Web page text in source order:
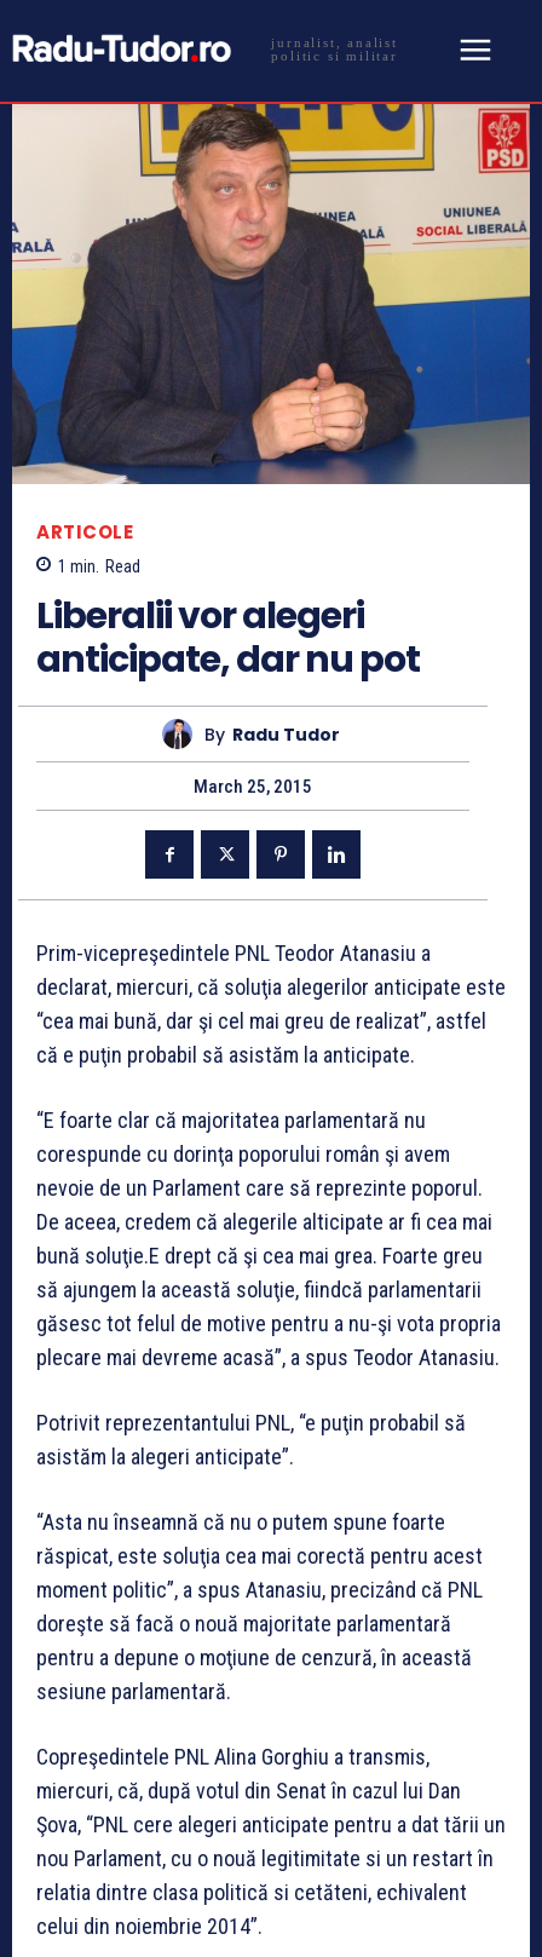
jurnalist, analist
politic si militar
ARTICOLE
1 min. Read
Liberalii vor alegeri
anticipate, dar nu pot
By Radu Tudor
March 25, 2015
Prim-vicepreşedintele PNL Teodor Atanasiu a
declarat, miercuri, că soluţia alegerilor anticipate este
“cea mai bună, dar şi cel mai greu de realizat”, astfel
că e puţin probabil să asistăm la anticipate.
“E foarte clar că majoritatea parlamentară nu
corespunde cu dorinţa poporului român şi avem
nevoie de un Parlament care să reprezinte poporul.
De aceea, credem că alegerile alticipate ar fi cea mai
bună soluţie.E drept că şi cea mai grea. Foarte greu
să ajungem la această soluţie, fiindcă parlamentarii
găsesc tot felul de motive pentru a nu-şi vota propria
plecare mai devreme acasă”, a spus Teodor Atanasiu.
Potrivit reprezentantului PNL, “e puţin probabil să
asistăm la alegeri anticipate”.
“Asta nu înseamnă că nu o putem spune foarte
răspicat, este soluţia cea mai corectă pentru acest
moment politic”, a spus Atanasiu, precizând că PNL
doreşte să facă o nouă majoritate parlamentară
pentru a depune o moţiune de cenzură, în această
sesiune parlamentară.
Copreşedintele PNL Alina Gorghiu a transmis,
miercuri, că, după votul din Senat în cazul lui Dan
Şova, “PNL cere alegeri anticipate pentru a dat tării un
nou Parlament, cu o nouă legitimitate si un restart în
relatia dintre clasa politică si cetăteni, echivalent
celui din noiembrie 2014”.